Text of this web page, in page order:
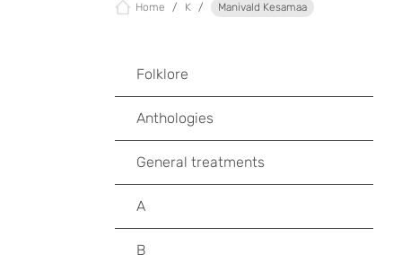
Home K Manivald Kesamaa
Folklore
Anthologies
General treatments
A
B